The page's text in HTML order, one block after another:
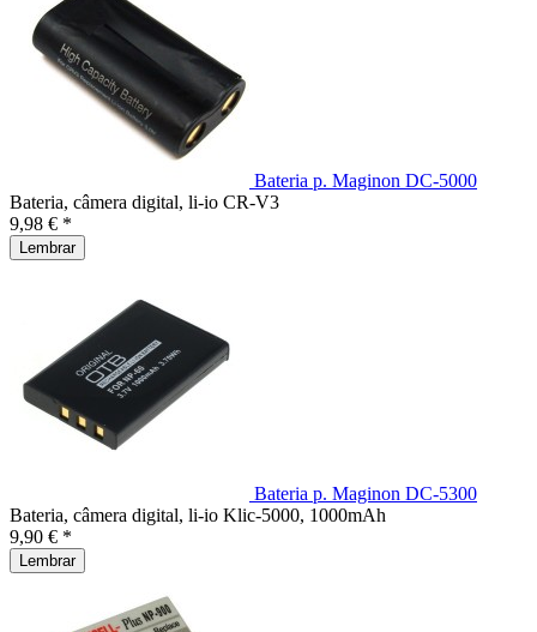
Bateria p. Maginon DC-5000
Bateria, câmera digital, li-io CR-V3
9,98 € *
Lembrar
Bateria p. Maginon DC-5300
Bateria, câmera digital, li-io Klic-5000, 1000mAh
9,90 € *
Lembrar